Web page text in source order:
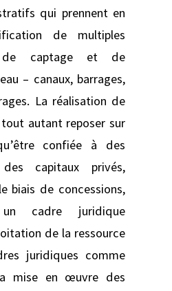
qui prennent en
de multiples
de captage et de
– canaux, barrages,
La réalisation de
autant reposer sur
confiée à des
capitaux privés,
biais de concessions,
cadre juridique
de la ressource
juridiques comme
mise en œuvre des